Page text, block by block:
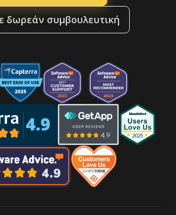
δωρεάν συμβουλευτική